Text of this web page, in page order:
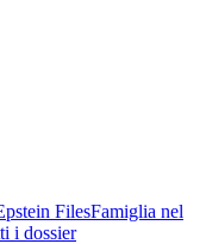
FilesFamiglia nel
i dossier